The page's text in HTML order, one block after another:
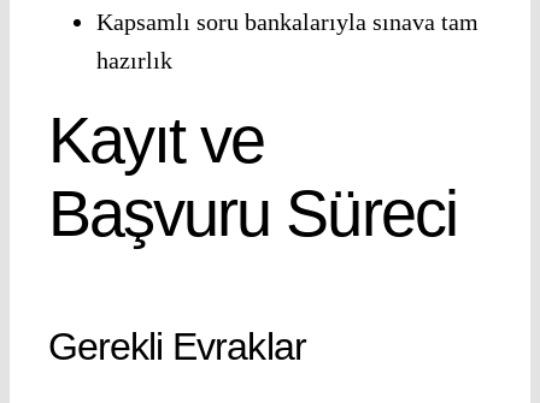
Kapsamlı soru bankalarıyla sınava tam
hazırlık
Kayıt ve
Başvuru Süreci
Gerekli Evraklar